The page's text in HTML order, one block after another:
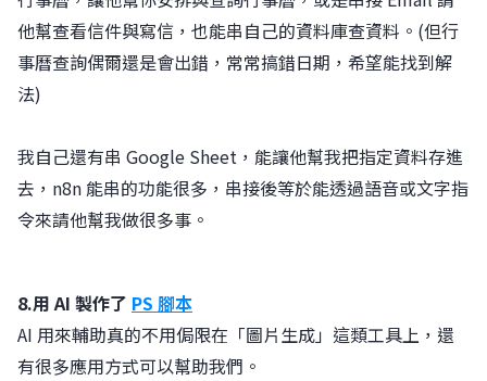
他幫查看信件與寫信，也能串自己的資料庫查資料。(但行
事曆查詢偶爾還是會出錯，常常搞錯日期，希望能找到解
法)
我自己還有串 Google Sheet，能讓他幫我把指定資料存進
去，n8n 能串的功能很多，串接後等於能透過語音或文字指
令來請他幫我做很多事。
8.用 AI 製作了 PS 腳本
AI 用來輔助真的不用侷限在「圖片生成」這類工具上，還
有很多應用方式可以幫助我們。